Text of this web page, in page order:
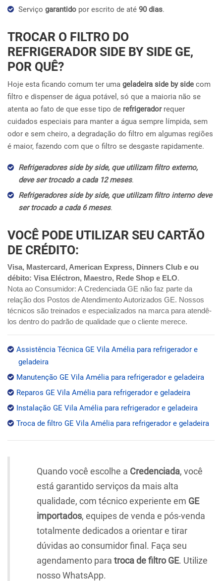
Serviço garantido por escrito de até 90 dias.
TROCAR O FILTRO DO
REFRIGERADOR SIDE BY SIDE GE,
POR QUÊ?
Hoje esta ficando comum ter uma geladeira side by side com
filtro e dispenser de água potável, só que a maioria não se
atenta ao fato de que esse tipo de refrigeradorrequer
cuidados especiais para manter a água sempre límpida, sem
odor e sem cheiro, a degradação do filtro em algumas regiões
é maior, fazendo com que o filtro se desgaste rapidamente.
Refrigeradores side by side, que utilizam filtro externo,
deve ser trocado a cada 12 meses.
Refrigeradores side by side, que utilizam filtro interno deve
ser trocado a cada 6 meses.
VOCÊ PODE UTILIZAR SEU CARTÃO
DE CRÉDITO:
Visa, Mastercard, American Express, Dinners Club e ou
débito: Visa Eléctron, Maestro, Rede Shop e ELO.
Nota ao Consumidor: A Credenciada GE não faz parte da
relação dos Postos de Atendimento Autorizados GE. Nossos
técnicos são treinados e especializados na marca para atendê-
los dentro do padrão de qualidade que o cliente merece.
Assistência Técnica GE Vila Amélia para refrigerador e
geladeira
Manutenção GE Vila Amélia para refrigerador e geladeira
Reparos GE Vila Amélia para refrigerador e geladeira
Instalação GE Vila Amélia para refrigerador e geladeira
Troca de filtro GE Vila Amélia para refrigerador e geladeira
Quando você escolhe a Credenciada, você
está garantido serviços da mais alta
qualidade, com técnico experiente em GE
importados, equipes de venda e pós-venda
totalmente dedicados a orientar e tirar
dúvidas ao consumidor final. Faça seu
agendamento para troca de filtro GE. Utilize
nosso WhatsApp.